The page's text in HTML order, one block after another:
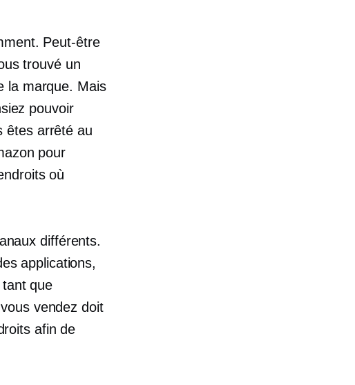
Peut-être
trouvé un
la marque. Mais
pouvoir
êtes arrêté au
pour
où
différents.
applications,
que
vendez doit
afin de